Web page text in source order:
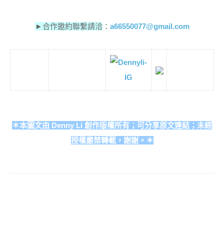
► 合作邀約聯繫請洽： a66550077@gmail.com
＊本圖文由 Denny Li 創作版權所有；可分享原文連結；未經
授權嚴禁轉載，謝謝。＊